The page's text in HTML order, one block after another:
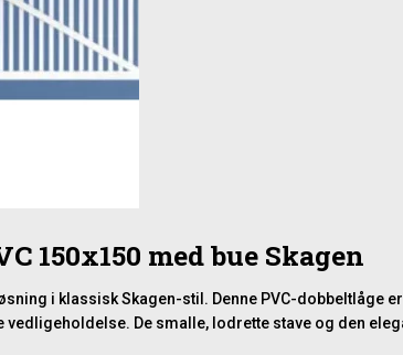
150x150 med bue Skagen
i klassisk Skagen-stil. Denne PVC-
De smalle, lodrette stave og den